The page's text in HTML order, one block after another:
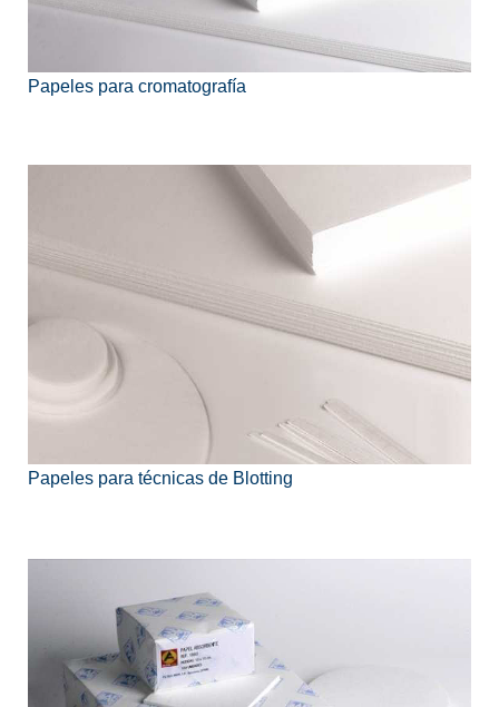
Papeles para cromatografía
Papeles para técnicas de Blotting